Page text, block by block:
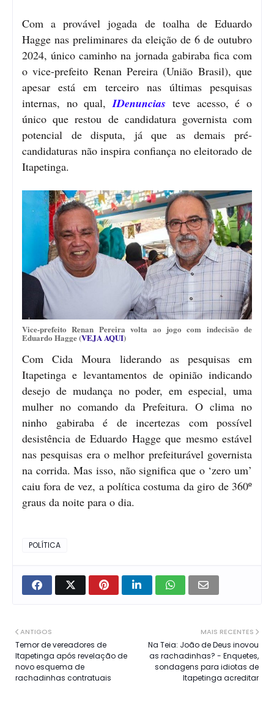
Com a provável jogada de toalha de Eduardo
Hagge nas preliminares da eleição de 6 de outubro
2024, único caminho na jornada gabiraba fica com
o vice-prefeito Renan Pereira (União Brasil), que
apesar está em terceiro nas últimas pesquisas
internas, no qual,IDenuncias teve acesso, é o
único que restou de candidatura governista com
potencial de disputa, já que as demais pré-
candidaturas não inspira confiança no eleitorado de
Itapetinga.
Vice-prefeito Renan Pereira volta ao jogo com indecisão de
Eduardo Hagge (VEJA AQUI)
Com Cida Moura liderando as pesquisas em
Itapetinga e levantamentos de opinião indicando
desejo de mudança no poder, em especial, uma
mulher no comando da Prefeitura. O clima no
ninho gabiraba é de incertezas com possível
desistência de Eduardo Hagge que mesmo estável
nas pesquisas era o melhor prefeiturável governista
na corrida. Mas isso, não significa que o ‘zero um’
caiu fora de vez, a política costuma da giro de 360º
graus da noite para o dia.
POLÍTICA
MAIS RECENTES
Na Teia: João de Deus inovou
as rachadinhas? - Enquetes,
sondagens para idiotas de
Itapetinga acreditar
ANTIGOS
Temor de vereadores de
Itapetinga após revelação de
novo esquema de
rachadinhas contratuais